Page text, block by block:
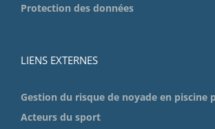
Protection des données
LIENS EXTERNES
Gestion du risque de noyade en piscine
Acteurs du sport